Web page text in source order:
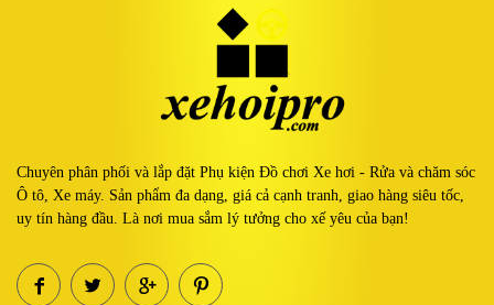
Chuyên phân phối và lắp đặt Phụ kiện Đồ chơi Xe hơi - Rửa và chăm sóc
Ô tô, Xe máy. Sản phẩm đa dạng, giá cả cạnh tranh, giao hàng siêu tốc,
uy tín hàng đầu. Là nơi mua sắm lý tưởng cho xế yêu của bạn!